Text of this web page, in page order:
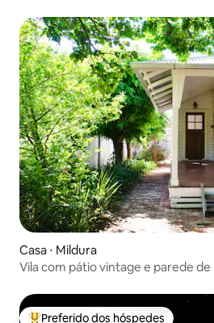
Casa ⋅ Mildura
Vila com pátio vintage e parede de
jardim
Preferido dos hóspedes